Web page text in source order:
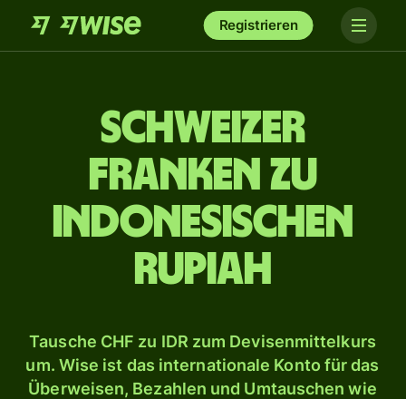
Registrieren
Schweizer
Franken zu
indonesischen
Rupiah
Tausche CHF zu IDR zum Devisenmittelkurs
um. Wise ist das internationale Konto für das
Überweisen, Bezahlen und Umtauschen wie